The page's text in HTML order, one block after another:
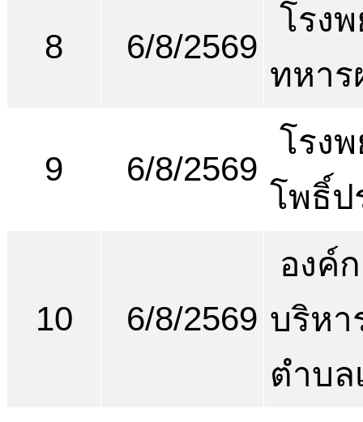
8 6/8/2569
โรง
ทหา
9 6/8/2569
โรง
โพธิ์ป
10 6/8/2569
องค์
บริหา
ตำบล